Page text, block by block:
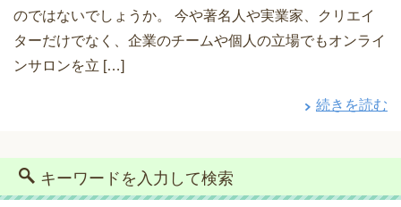
のではないでしょうか。 今や著名人や実業家、クリエイ
ターだけでなく、企業のチームや個人の立場でもオンライ
ンサロンを立 […]
続きを読む
キーワードを入力して検索